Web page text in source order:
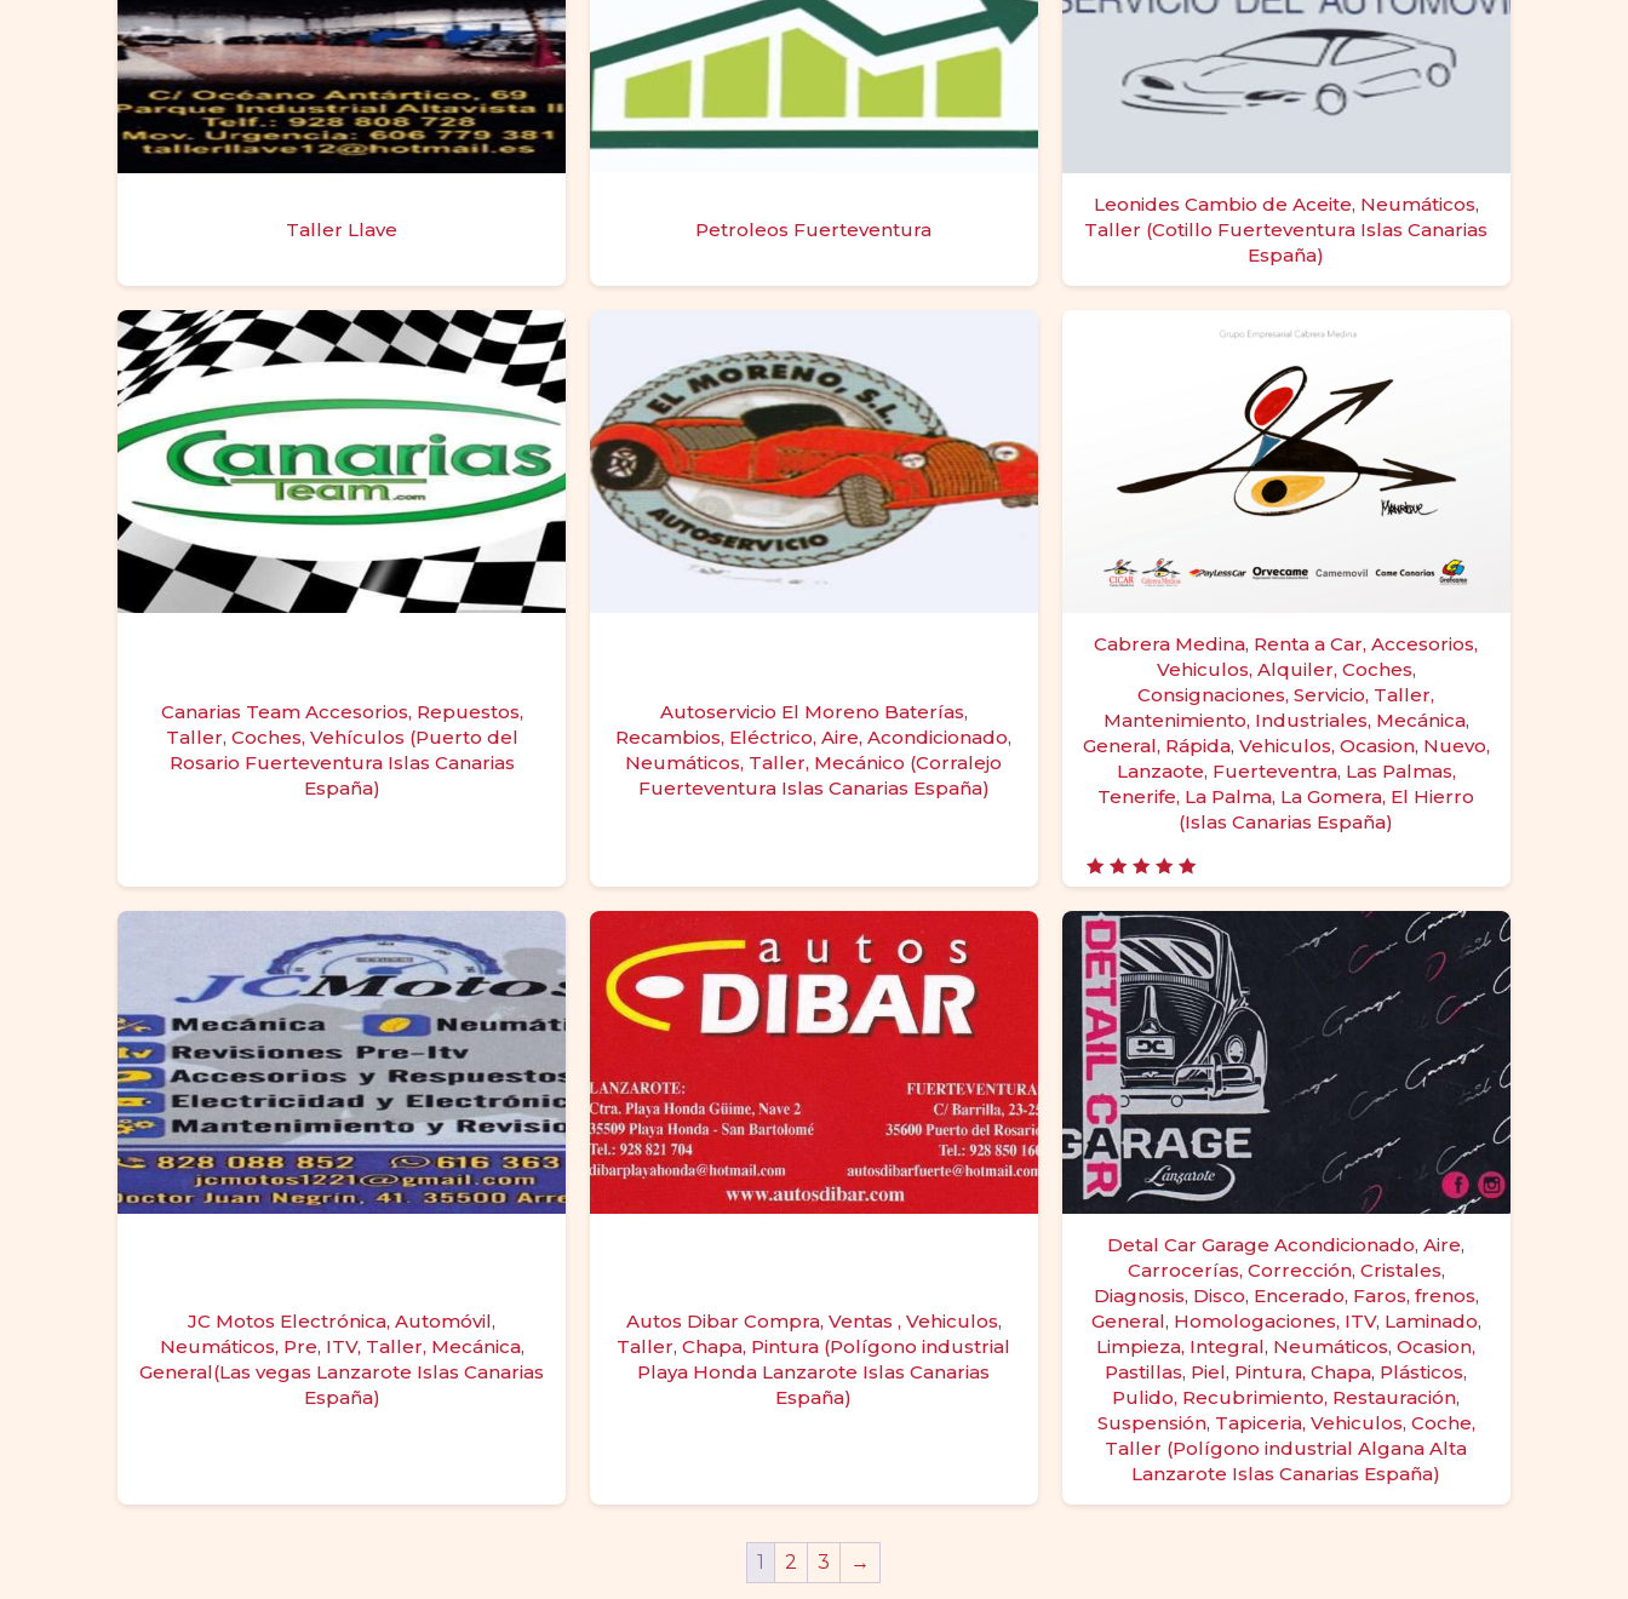
Taller Llave Petroleos Fuerteventura
Leonides Cambio de Aceite, Neumáticos,
Taller (Cotillo Fuerteventura Islas Canarias
España)
Canarias Team Accesorios, Repuestos,
Taller, Coches, Vehículos (Puerto del
Rosario Fuerteventura Islas Canarias
España)
Autoservicio El Moreno Baterías,
Recambios, Eléctrico, Aire, Acondicionado,
Neumáticos, Taller, Mecánico (Corralejo
Fuerteventura Islas Canarias España)
Cabrera Medina, Renta a Car, Accesorios,
Vehiculos, Alquiler, Coches,
Consignaciones, Servicio, Taller,
Mantenimiento, Industriales, Mecánica,
General, Rápida, Vehiculos, Ocasion, Nuevo,
Lanzaote, Fuerteventra, Las Palmas,
Tenerife, La Palma, La Gomera, El Hierro
(Islas Canarias España)
Valorado
5.00
de 5
JC Motos Electrónica, Automóvil,
Neumáticos, Pre, ITV, Taller, Mecánica,
General(Las vegas Lanzarote Islas Canarias
España)
Autos Dibar Compra, Ventas , Vehiculos,
Taller, Chapa, Pintura (Polígono industrial
Playa Honda Lanzarote Islas Canarias
España)
Detal Car Garage Acondicionado, Aire,
Carrocerías, Corrección, Cristales,
Diagnosis, Disco, Encerado, Faros, frenos,
General, Homologaciones, ITV, Laminado,
Limpieza, Integral, Neumáticos, Ocasion,
Pastillas, Piel, Pintura, Chapa, Plásticos,
Pulido, Recubrimiento, Restauración,
Suspensión, Tapiceria, Vehiculos, Coche,
Taller (Polígono industrial Algana Alta
Lanzarote Islas Canarias España)
1 2 3 →